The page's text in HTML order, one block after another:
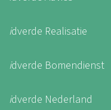
idverde Realisatie
idverde Bomendienst
idverde Nederland